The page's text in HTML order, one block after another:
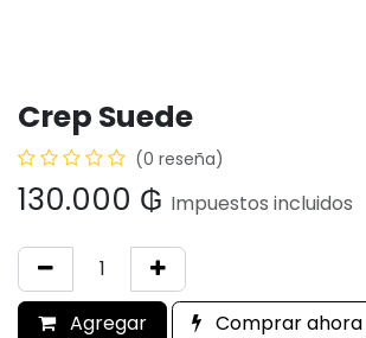
Crep Suede
(0 reseña)
130.000 ₲ Impuestos incluidos
Agregar Comprar ahora